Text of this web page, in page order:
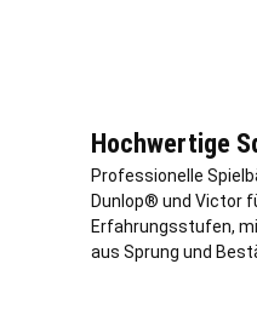
Hochwertige
Professionelle
Dunlop® und Victor
Erfahrungsstufen,
aus Sprung und